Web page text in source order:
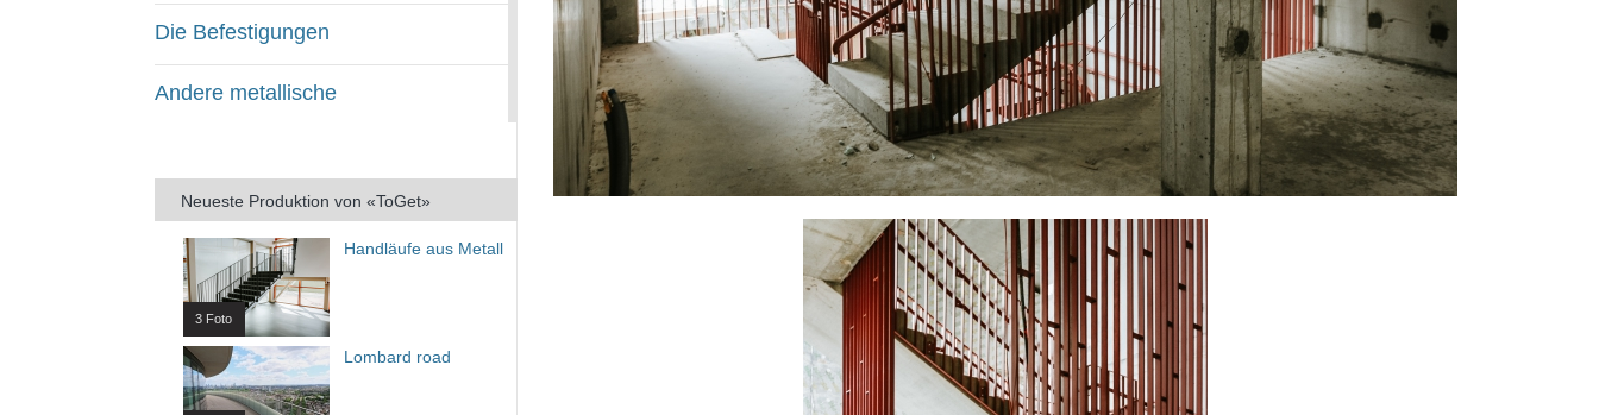
Die Befestigungen
Andere metallische
Neueste Produktion von «ToGet»
Handläufe aus Metall
3 Foto
Lombard road